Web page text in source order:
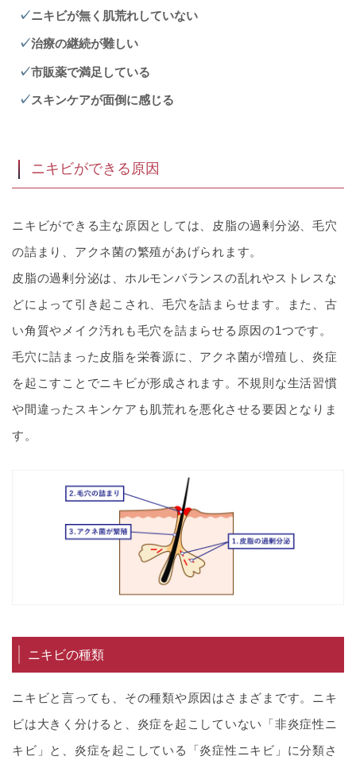
ニキビが無く肌荒れしていない
治療の継続が難しい
市販薬で満足している
スキンケアが面倒に感じる
ニキビができる原因
ニキビができる主な原因としては、皮脂の過剰分泌、毛穴
の詰まり、アクネ菌の繁殖があげられます。
皮脂の過剰分泌は、ホルモンバランスの乱れやストレスな
どによって引き起こされ、毛穴を詰まらせます。また、古
い角質やメイク汚れも毛穴を詰まらせる原因の1つです。
毛穴に詰まった皮脂を栄養源に、アクネ菌が増殖し、炎症
を起こすことでニキビが形成されます。不規則な生活習慣
や間違ったスキンケアも肌荒れを悪化させる要因となりま
す。
ニキビの種類
ニキビと言っても、その種類や原因はさまざまです。ニキ
ビは大きく分けると、炎症を起こしていない「非炎症性ニ
キビ」と、炎症を起こしている「炎症性ニキビ」に分類さ